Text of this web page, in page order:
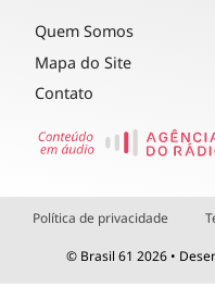
Quem Somos
Mapa do Site
Contato
Política de privacidade
© Brasil 61 2026 •